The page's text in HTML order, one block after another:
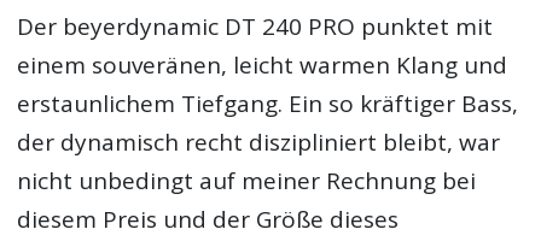
Der beyerdynamic DT 240 PRO punktet mit
einem souveränen, leicht warmen Klang und
erstaunlichem Tiefgang. Ein so kräftiger Bass,
der dynamisch recht diszipliniert bleibt, war
nicht unbedingt auf meiner Rechnung bei
diesem Preis und der Größe dieses